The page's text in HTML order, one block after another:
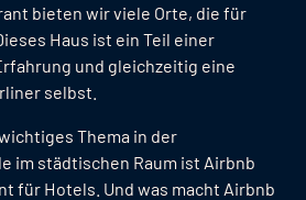
bieten wir viele Orte, die für
Haus ist ein Teil einer
und gleichzeitig eine
selbst.
Thema in der
im städtischen Raum ist Airbnb
für Hotels. Und was macht Airbnb